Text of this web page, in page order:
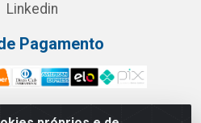
Linkedin
Pagamento